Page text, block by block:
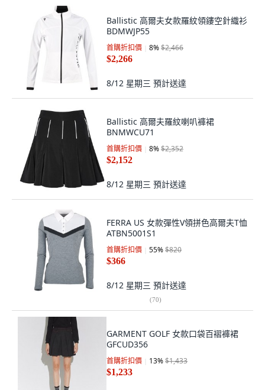
Ballistic 高爾夫女款羅紋領鏤空針織衫
BDMWJP55
首購折扣價 8%$2,466
$2,266
8/12 星期三 預計送達
Ballistic 高爾夫羅紋喇叭褲裙
BNMWCU71
首購折扣價 8%$2,352
$2,152
8/12 星期三 預計送達
FERRA US 女款彈性V領拼色高爾夫T恤
ATBN5001S1
首購折扣價 55%$820
$366
8/12 星期三 預計送達
(70)
GARMENT GOLF 女款口袋百褶褲裙
GFCUD356
首購折扣價 13%$1,433
$1,233